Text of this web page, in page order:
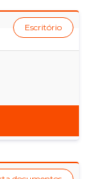
Escritório